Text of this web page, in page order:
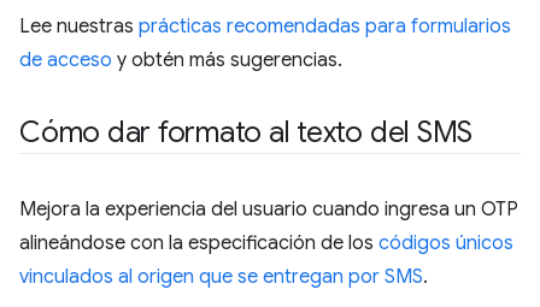
Lee nuestras prácticas recomendadas para formularios
de acceso y obtén más sugerencias.
Cómo dar formato al texto del SMS
Mejora la experiencia del usuario cuando ingresa un OTP
alineándose con la especificación de los códigos únicos
vinculados al origen que se entregan por SMS.